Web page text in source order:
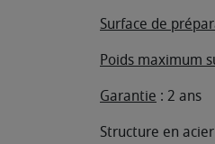
Surface de
Poids maximum
Garantie : 2 ans
Structure en